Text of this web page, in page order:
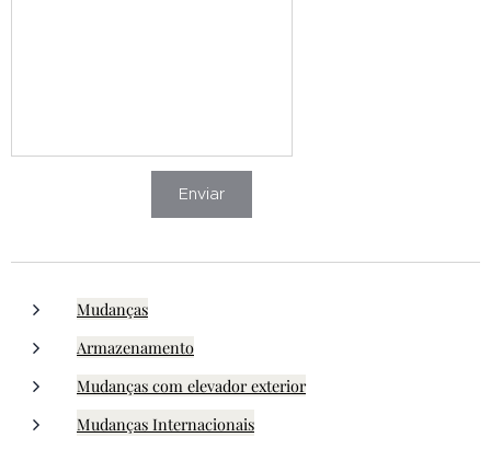
Enviar
Mudanças
Armazenamento
Mudanças com elevador exterior
Mudanças Internacionais